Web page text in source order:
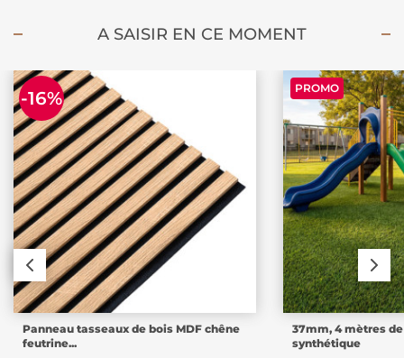
A SAISIR EN CE MOMENT
37mm, 4 mètres de large - Cool Gazon
synthétique
PROMO
39mm, 4
Gazon...
-16%